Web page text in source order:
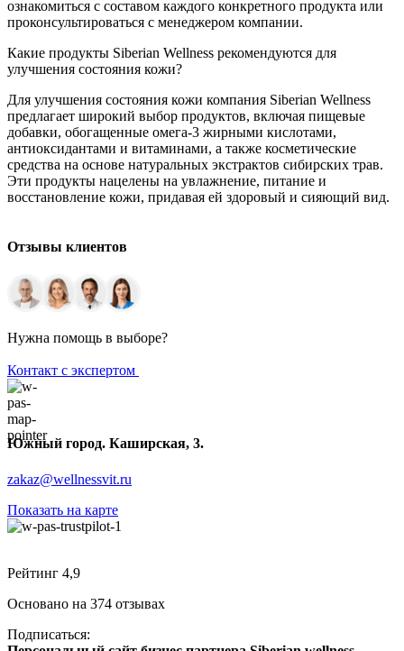
ознакомиться с составом каждого конкретного продукта или
проконсультироваться с менеджером компании.
Какие продукты Siberian Wellness рекомендуются для
улучшения состояния кожи?
Для улучшения состояния кожи компания Siberian Wellness
предлагает широкий выбор продуктов, включая пищевые
добавки, обогащенные омега-3 жирными кислотами,
антиоксидантами и витаминами, а также косметические
средства на основе натуральных экстрактов сибирских трав.
Эти продукты нацелены на увлажнение, питание и
восстановление кожи, придавая ей здоровый и сияющий вид.
Отзывы клиентов
Нужна помощь в выборе?
Контакт с экспертом
Южный город. Каширская, 3.
zakaz@wellnessvit.ru
Показать на карте
Рейтинг 4,9
Основано на 374 отзывах
Подписаться: